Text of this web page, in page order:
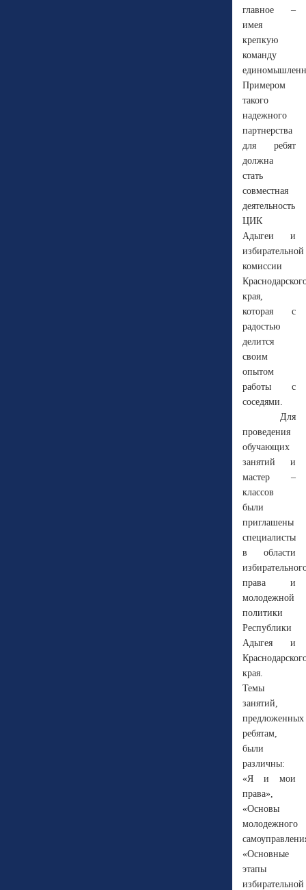
главное –
имея
крепкую
команду
Примером
такого
надежного
партнерства
для ребят
должна
стать
совместная
деятельность
ЦИК
Адыгеи и
избирательной
комиссии
края,
которая с
радостью
делится
своим
опытом
работы с
соседями.
Для
проведения
обучающих
занятий и
мастер –
классов
были
приглашены
специалисты
в области
права и
молодежной
политики
Республики
Адыгея и
края.
Темы
занятий,
предложенных
ребятам,
были
различны:
«Я и мои
права»,
«Основы
молодежного
«Основные
этапы
избирательной